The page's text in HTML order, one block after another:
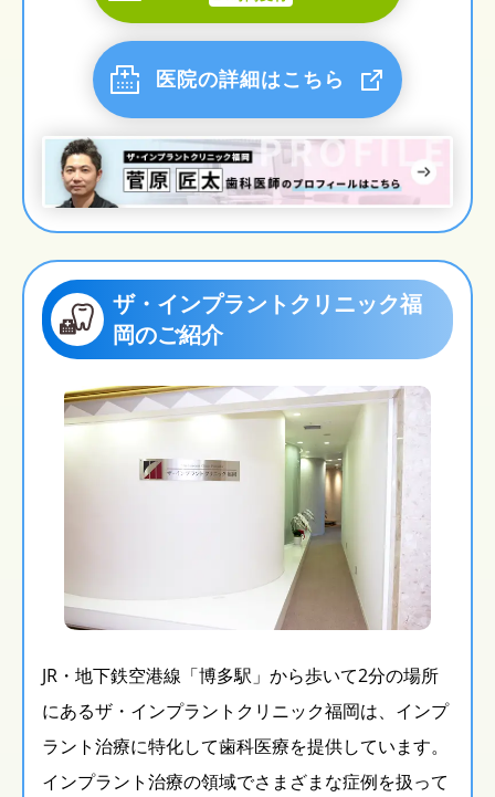
医院の詳細はこちら
ザ・インプラントクリニック福
岡のご紹介
JR・地下鉄空港線「博多駅」から歩いて2分の場所
にあるザ・インプラントクリニック福岡は、インプ
ラント治療に特化して歯科医療を提供しています。
インプラント治療の領域でさまざまな症例を扱って